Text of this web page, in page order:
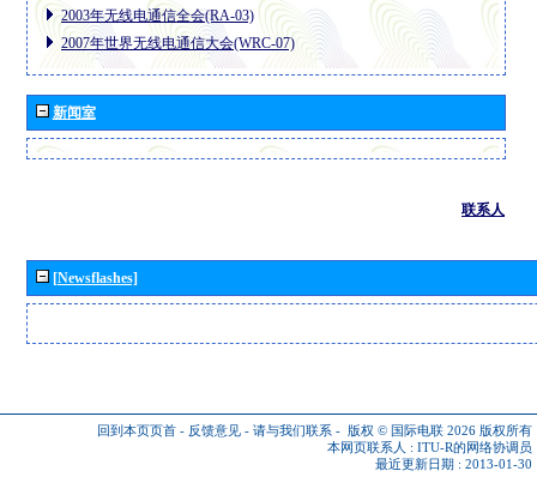
2003年无线电通信全会(RA-03)
2007年世界无线电通信大会(WRC-07)
新闻室
联系人
[Newsflashes]
回到本页页首 - 反馈意见 - 请与我们联系 - 版权 © 国际电联 2026 版权所有
本网页联系人 : ITU-R的网络协调员
最近更新日期 : 2013-01-30